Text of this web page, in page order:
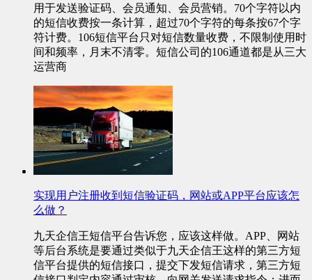
用于发送验证码、会员通知、会员营销。70个字符以内
的短信收费按一条计算，超过70个字符的每条按67个字
符计费。106短信平台只对短信数量收费，不限制使用时
间和频率，月末不清零。短信公司的106通道都是从三大
运营商
实现用户注册收到短信验证码，网站或APP平台应该怎
么做？
九天企信王短信平台告诉您，应该这样做。APP、网站
等后台系统是要通过类似于九天企信王这样的第三方短
信平台提供的短信接口，提交下发短信请求，第三方短